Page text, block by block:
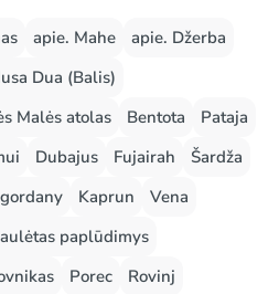
apie. Mahe
apie. Džerba
Dua (Balis)
Malės atolas Bentota
Pataja
Dubajus Fujairah
Šardža
Kaprun
Vena
paplūdimys
Porec
Rovinj